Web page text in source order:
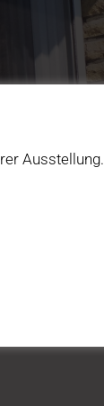
Ausstellung.